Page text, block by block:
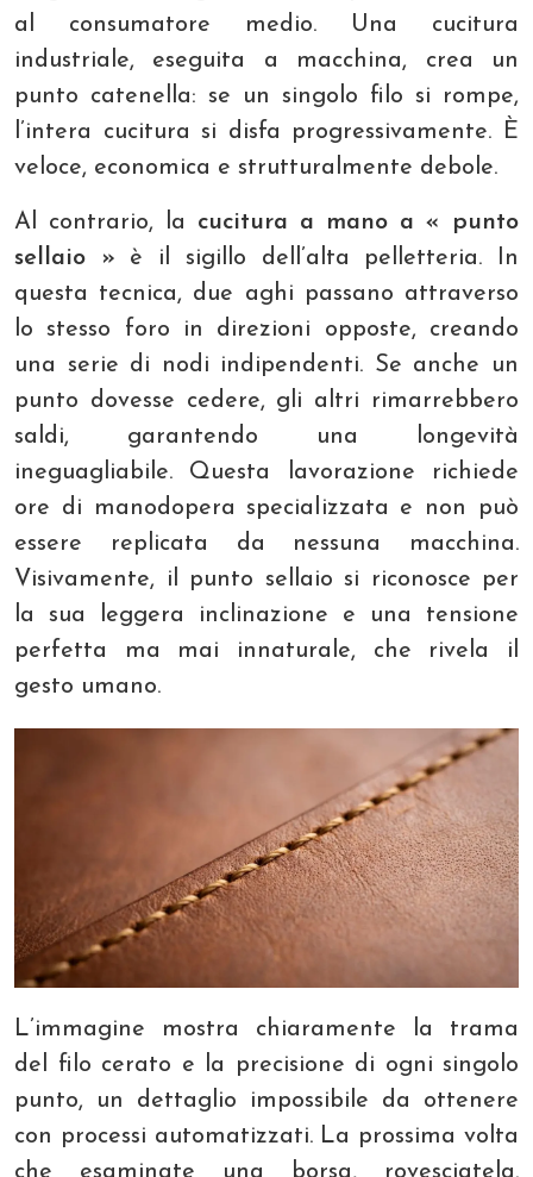
al consumatore medio. Una cucitura
industriale, eseguita a macchina, crea un
punto catenella: se un singolo filo si rompe,
l’intera cucitura si disfa progressivamente. È
veloce, economica e strutturalmente debole.
Al contrario, la cucitura a mano a « punto
sellaio » è il sigillo dell’alta pelletteria. In
questa tecnica, due aghi passano attraverso
lo stesso foro in direzioni opposte, creando
una serie di nodi indipendenti. Se anche un
punto dovesse cedere, gli altri rimarrebbero
saldi, garantendo una longevità
ineguagliabile. Questa lavorazione richiede
ore di manodopera specializzata e non può
essere replicata da nessuna macchina.
Visivamente, il punto sellaio si riconosce per
la sua leggera inclinazione e una tensione
perfetta ma mai innaturale, che rivela il
gesto umano.
L’immagine mostra chiaramente la trama
del filo cerato e la precisione di ogni singolo
punto, un dettaglio impossibile da ottenere
con processi automatizzati. La prossima volta